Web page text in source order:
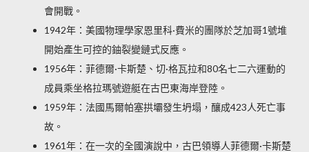
會開戰。
1942年：美國物理學家恩里科·費米的團隊於芝加哥1號堆
開始產生可控的鈾裂變鏈式反應。
1956年：菲德爾·卡斯楚、切·格瓦拉和80名七二六運動的
成員乘坐格拉瑪號遊艇在古巴東海岸登陸。
1959年：法國馬爾帕塞拱壩發生坍塌，釀成423人死亡事
故。
1961年：在一次的全國演說中，古巴領導人菲德爾·卡斯楚